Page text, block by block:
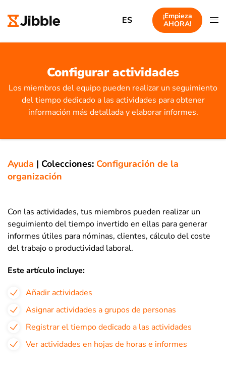
ES
¡Empieza
AHORA!
Configurar actividades
Los miembros del equipo pueden realizar un seguimiento
del tiempo dedicado a las actividades para obtener
información más detallada y elaborar informes.
Ayuda | Colecciones: Configuración de la
organización
Con las actividades, tus miembros pueden realizar un
seguimiento del tiempo invertido en ellas para generar
informes útiles para nóminas, clientes, cálculo del coste
del trabajo o productividad laboral.
Este artículo incluye:
Añadir actividades
Asignar actividades a grupos de personas
Registrar el tiempo dedicado a las actividades
Ver actividades en hojas de horas e informes